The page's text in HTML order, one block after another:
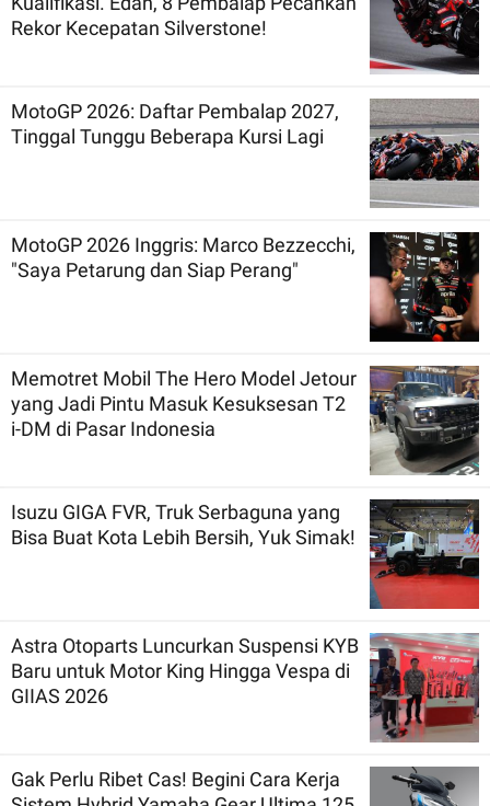
Rekor Kecepatan Silverstone!
MotoGP 2026: Daftar Pembalap 2027,
Tinggal Tunggu Beberapa Kursi Lagi
MotoGP 2026 Inggris: Marco Bezzecchi,
"Saya Petarung dan Siap Perang"
Memotret Mobil The Hero Model Jetour
yang Jadi Pintu Masuk Kesuksesan T2
i-DM di Pasar Indonesia
Isuzu GIGA FVR, Truk Serbaguna yang
Bisa Buat Kota Lebih Bersih, Yuk Simak!
Astra Otoparts Luncurkan Suspensi KYB
Baru untuk Motor King Hingga Vespa di
GIIAS 2026
Gak Perlu Ribet Cas! Begini Cara Kerja